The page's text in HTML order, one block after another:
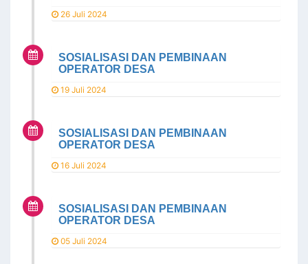
26 Juli 2024
SOSIALISASI DAN PEMBINAAN
OPERATOR DESA
19 Juli 2024
SOSIALISASI DAN PEMBINAAN
OPERATOR DESA
16 Juli 2024
SOSIALISASI DAN PEMBINAAN
OPERATOR DESA
05 Juli 2024